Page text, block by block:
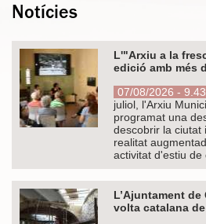
Notícies
L'"Arxiu a la
edició amb més
07/08/2026 -
juliol, l'Arxiu
programat una
descobrir la ciutat
realitat
activitat d'estiu de
L’Ajuntament
volta catalana